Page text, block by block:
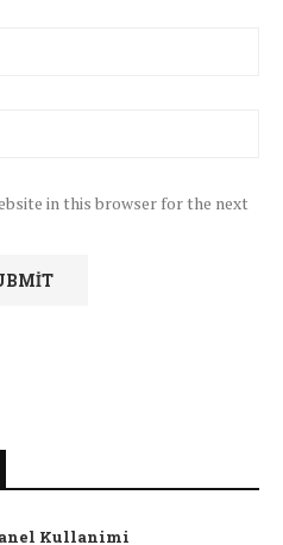
in this browser for the next
Kullanimi